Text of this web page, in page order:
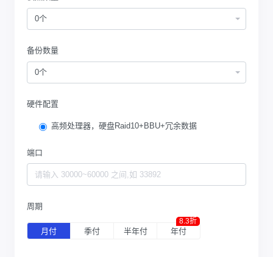
0个
备份数量
0个
硬件配置
高频处理器，硬盘Raid10+BBU+冗余数据
端口
周期
月付 季付 半年付 年付
8.3折